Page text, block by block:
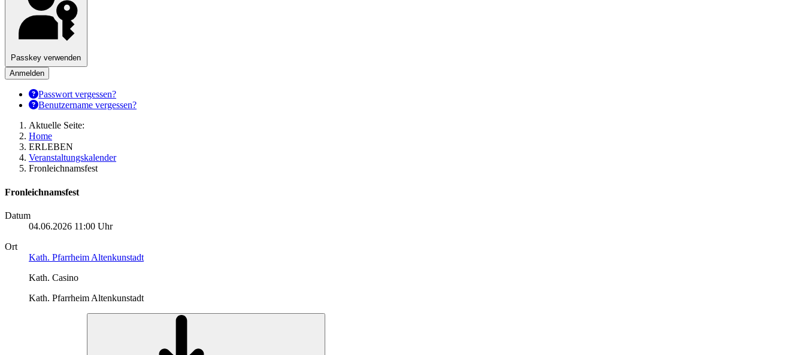
Passkey verwenden
Anmelden
Passwort vergessen?
Benutzername vergessen?
Aktuelle Seite:
Home
ERLEBEN
Veranstaltungskalender
Fronleichnamsfest
Fronleichnamsfest
Datum
04.06.2026 11:00 Uhr
Ort
Kath. Pfarrheim Altenkunstadt
Kath. Casino
Kath. Pfarrheim Altenkunstadt